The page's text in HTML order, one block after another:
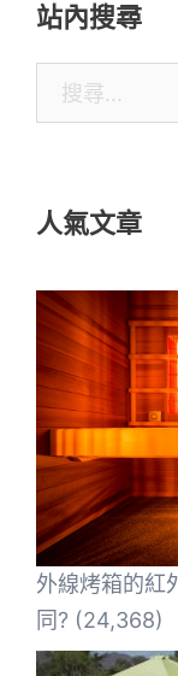
站內搜尋
尋
字:
人氣文章
外線烤箱的紅
同? (24,368)